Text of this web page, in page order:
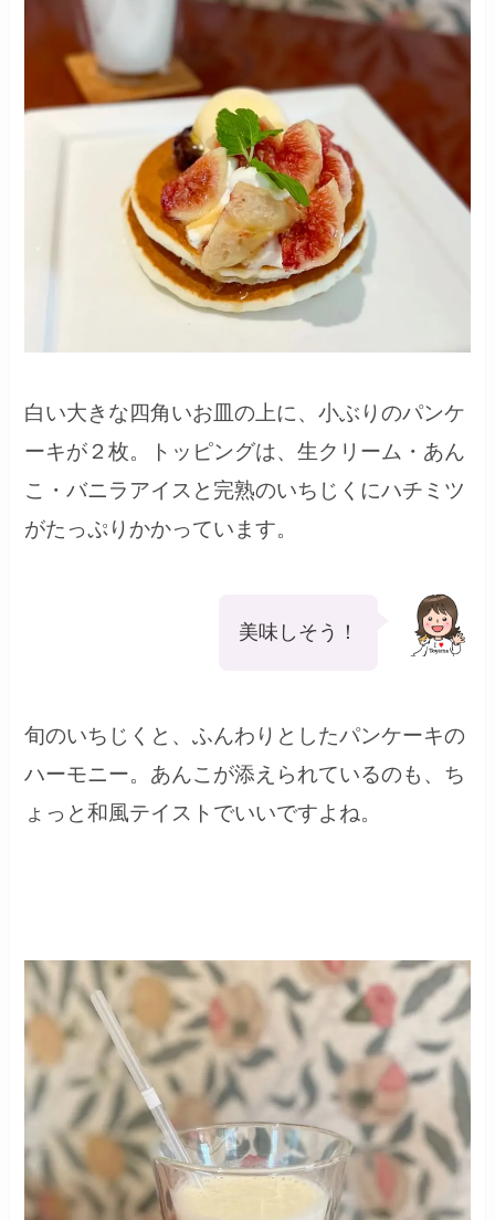
白い大きな四角いお皿の上に、小ぶりのパンケ
ーキが２枚。トッピングは、生クリーム・あん
こ・バニラアイスと完熟のいちじくにハチミツ
がたっぷりかかっています。
美味しそう！
旬のいちじくと、ふんわりとしたパンケーキの
ハーモニー。あんこが添えられているのも、ち
ょっと和風テイストでいいですよね。